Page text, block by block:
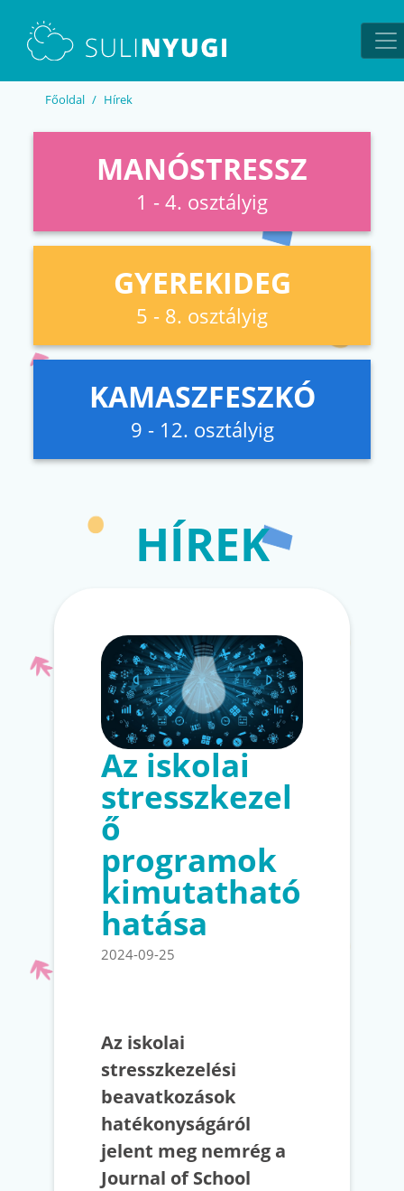
Főoldal Hírek
MANÓSTRESSZ
1 - 4. osztályig
GYEREKIDEG
5 - 8. osztályig
KAMASZFESZKÓ
9 - 12. osztályig
HÍREK
Az iskolai
stresszkezel
ő
programok
kimutatható
hatása
2024-09-25
Az iskolai
stresszkezelési
beavatkozások
hatékonyságáról
jelent meg nemrég a
Journal of School